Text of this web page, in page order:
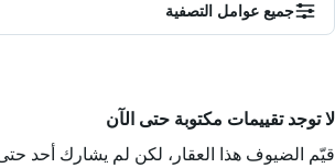
جميع عوامل التصفية
لا توجد تقييمات مكتوبة حتى الآن
قيّم الضيوف هذا العقار، لكن لم يشارك أحد